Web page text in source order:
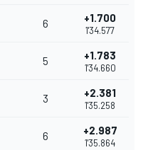
6 +1.700
1'34.577
5 +1.783
1'34.660
3 +2.381
1'35.258
6 +2.987
1'35.864